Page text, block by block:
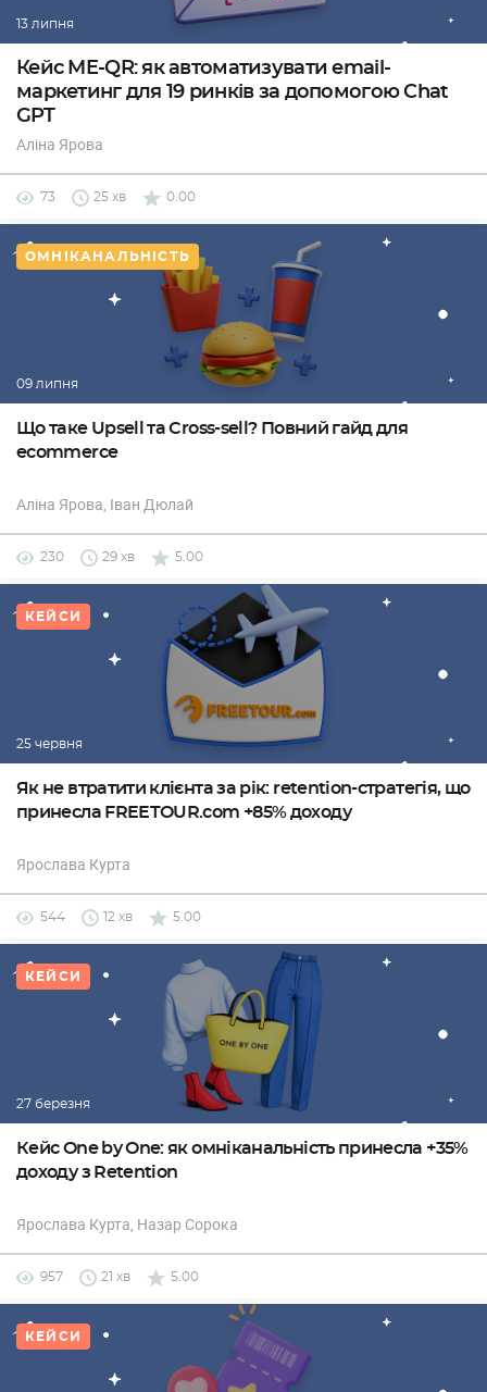
13 липня
Кейс ME-QR: як автоматизувати email-
маркетинг для 19 ринків за допомогою Chat
GPT
Аліна Ярова
73 25 хв 0.00
ОМНІКАНАЛЬНІСТЬ
09 липня
Що таке Upsell та Cross-sell? Повний гайд для
ecommerce
Аліна Ярова, Іван Дюлай
230 29 хв 5.00
КЕЙСИ
25 червня
Як не втратити клієнта за рік: retention-стратегія, що
принесла FREETOUR.com +85% доходу
Ярослава Курта
544 12 хв 5.00
КЕЙСИ
27 березня
Кейс One by One: як омніканальність принесла +35%
доходу з Retention
Ярослава Курта, Назар Сорока
957 21 хв 5.00
КЕЙСИ